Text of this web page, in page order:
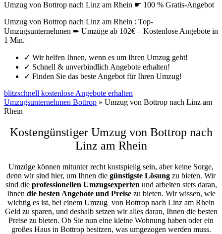
Umzug von Bottrop nach Linz am Rhein ☛ 100 % Gratis-Angebot
Umzug von Bottrop nach Linz am Rhein : Top-
Umzugsunternehmen ➨ Umzüge ab 102€ – Kostenlose Angebote in
1 Min.
✓ Wir helfen Ihnen, wenn es um Ihren Umzug geht!
✓ Schnell & unverbindlich Angebote erhalten!
✓ Finden Sie das beste Angebot für Ihren Umzug!
blitzschnell kostenlose Angebote erhalten
Umzugsunternehmen Bottrop » Umzug von Bottrop nach Linz am
Rhein
Kostengünstiger Umzug von Bottrop nach
Linz am Rhein
Umzüge können mitunter recht kostspielig sein, aber keine Sorge,
denn wir sind hier, um Ihnen die günstigste Lösung zu bieten. Wir
sind die professionellen Umzugsexperten und arbeiten stets daran,
Ihnen die besten Angebote und Preisezu bieten. Wir wissen, wie
wichtig es ist, bei einem Umzug von Bottrop nach Linz am Rhein
Geld zu sparen, und deshalb setzen wir alles daran, Ihnen die besten
Preise zu bieten. Ob Sie nun eine kleine Wohnung haben oder ein
großes Haus in Bottrop besitzen, was umgezogen werden muss.